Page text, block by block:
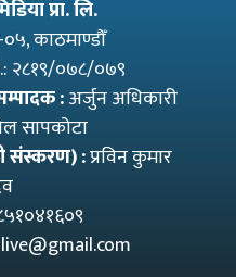
प्रा. लि.
०५, काठमाण्डौँ
२८१९/०७८/०७९
:अर्जुन अधिकारी
सापकोटा
संस्करण) :प्रविन कुमार